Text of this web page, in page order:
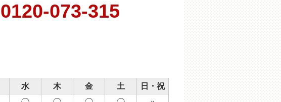
0120-073-315
水 木 金 土
日・祝